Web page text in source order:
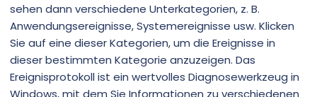
sehen dann verschiedene Unterkategorien, z. B.
Anwendungsereignisse, Systemereignisse usw. Klicken
Sie auf eine dieser Kategorien, um die Ereignisse in
dieser bestimmten Kategorie anzuzeigen. Das
Ereignisprotokoll ist ein wertvolles Diagnosewerkzeug in
Windows, mit dem Sie Informationen zu verschiedenen